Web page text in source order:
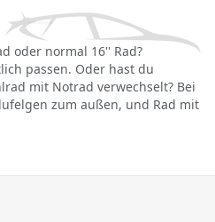
oder normal 16'' Rad?
passen. Oder hast du
mit Notrad verwechselt? Bei
zum außen, und Rad mit